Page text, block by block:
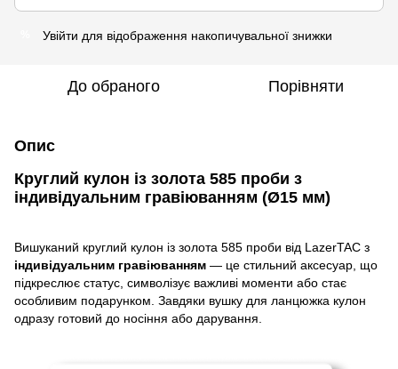
Увійти для відображення накопичувальної знижки
До обраного Порівняти
Опис
Круглий кулон із золота 585 проби з
індивідуальним гравіюванням (Ø15 мм)
Вишуканий круглий кулон із золота 585 проби від LazerTAC з
індивідуальним гравіюванням — це стильний аксесуар, що
підкреслює статус, символізує важливі моменти або стає
особливим подарунком. Завдяки вушку для ланцюжка кулон
одразу готовий до носіння або дарування.